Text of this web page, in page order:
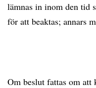
lämnas in inom den tid
för att beaktas; annars
Om beslut fattas om att